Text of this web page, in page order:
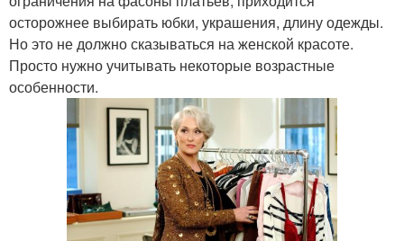
осторожнее выбирать юбки, украшения, длину одежды.
Но это не должно сказываться на женской красоте.
Просто нужно учитывать некоторые возрастные
особенности.